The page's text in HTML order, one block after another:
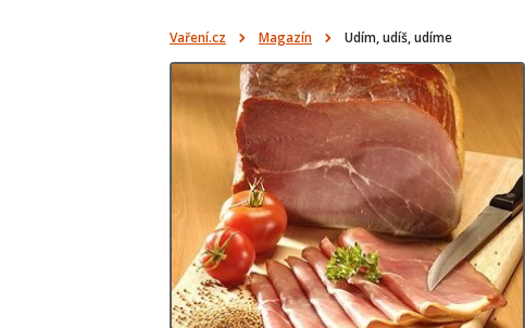
Vaření.cz Magazín Udím, udíš, udíme